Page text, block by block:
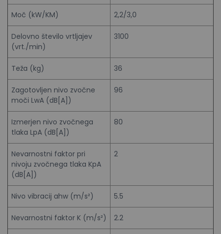
Moč (kW/KM) 2,2/3,0
Delovno število vrtljajev
(vrt./min)
3100
Teža (kg) 36
Zagotovljen nivo zvočne
moči LwA (dB[A])
96
Izmerjen nivo zvočnega
tlaka LpA (dB[A])
80
Nevarnostni faktor pri
nivoju zvočnega tlaka KpA
(dB[A])
2
Nivo vibracij ahw (m/s²) 5.5
Nevarnostni faktor K (m/s²) 2.2